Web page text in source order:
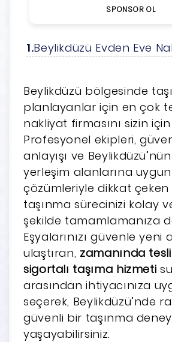
SPONSOR OL
Beylikdüzü Evden Eve
Beylikdüzü bölgesinde
planlayanlar için en çok
nakliyat firmasını sizin
Profesyonel ekipleri,
anlayışı ve
yerleşim alanlarına uygun
çözümleriyle dikkat
taşınma sürecinizi kolay
şekilde tamamlamanıza
Eşyalarınızı güvenle yeni
ulaştıran, zamanında
sigortalı taşıma hizmeti
arasından ihtiyacınıza
seçerek, Beylikdüzü’nde
güvenli bir taşınma
yaşayabilirsiniz.